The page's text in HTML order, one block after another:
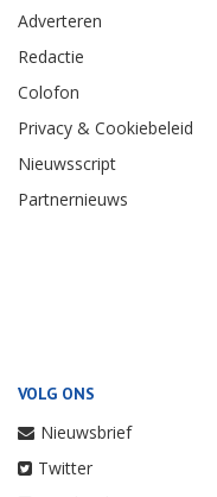
Adverteren
Redactie
Colofon
Privacy & Cookiebeleid
Nieuwsscript
Partnernieuws
VOLG ONS
Nieuwsbrief
Twitter